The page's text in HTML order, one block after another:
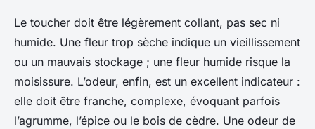
Le toucher doit être légèrement collant, pas sec ni
humide. Une fleur trop sèche indique un vieillissement
ou un mauvais stockage ; une fleur humide risque la
moisissure. L’odeur, enfin, est un excellent indicateur :
elle doit être franche, complexe, évoquant parfois
l’agrumme, l’épice ou le bois de cèdre. Une odeur de